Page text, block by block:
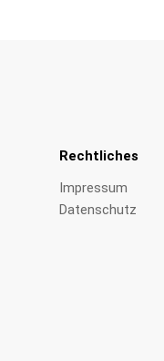
Rechtliches
Impressum
Datenschutz